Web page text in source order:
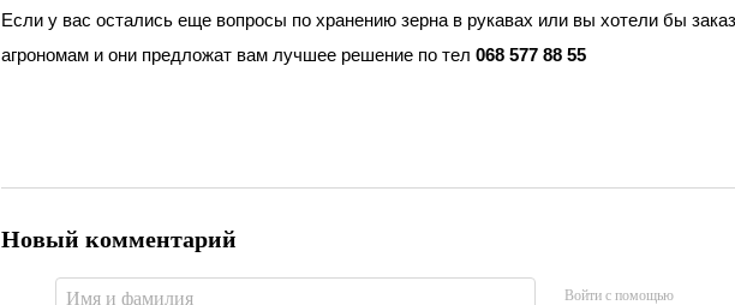
Если у вас остались еще вопросы по хранению зерна в рукавах или вы хотели бы
агрономам и они предложат вам лучшее решение по тел 068 577 88 55
Новый комментарий
Войти с помощью